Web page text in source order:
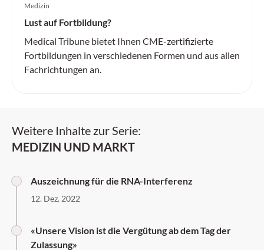
Medizin
Lust auf Fortbildung?
Medical Tribune bietet Ihnen CME-zertifizierte
Fortbildungen in verschiedenen Formen und aus allen
Fachrichtungen an.
Weitere Inhalte zur Serie:
MEDIZIN UND MARKT
Auszeichnung für die RNA-Interferenz
12. Dez. 2022
«Unsere Vision ist die Vergütung ab dem Tag der
Zulassung»